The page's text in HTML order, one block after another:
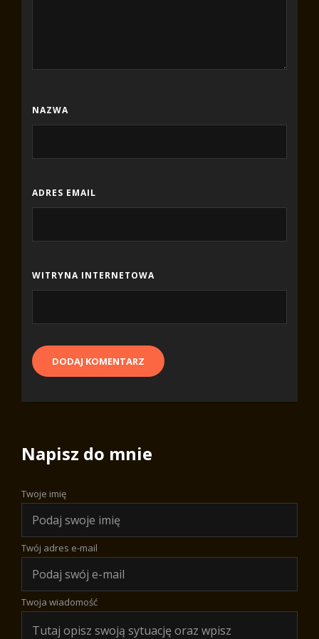
NAZWA
ADRES EMAIL
WITRYNA INTERNETOWA
Napisz do mnie
Twoje imię
Twój adres e-mail
Twoja wiadomość